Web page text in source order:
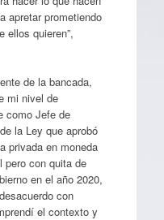
apretar prometiendo
ellos quieren”,
de la bancada,
mi nivel de
como Jefe de
la Ley que aprobó
privada en moneda
pero con quita de
en el año 2020,
con
el contexto y